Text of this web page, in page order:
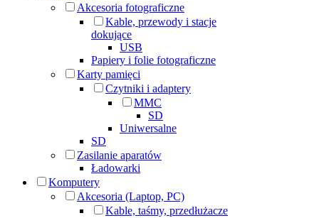
Akcesoria fotograficzne
Kable, przewody i stacje
dokujące
USB
Papiery i folie fotograficzne
Karty pamięci
Czytniki i adaptery
MMC
SD
Uniwersalne
SD
Zasilanie aparatów
Ładowarki
Komputery
Akcesoria (Laptop, PC)
Kable, taśmy, przedłużacze